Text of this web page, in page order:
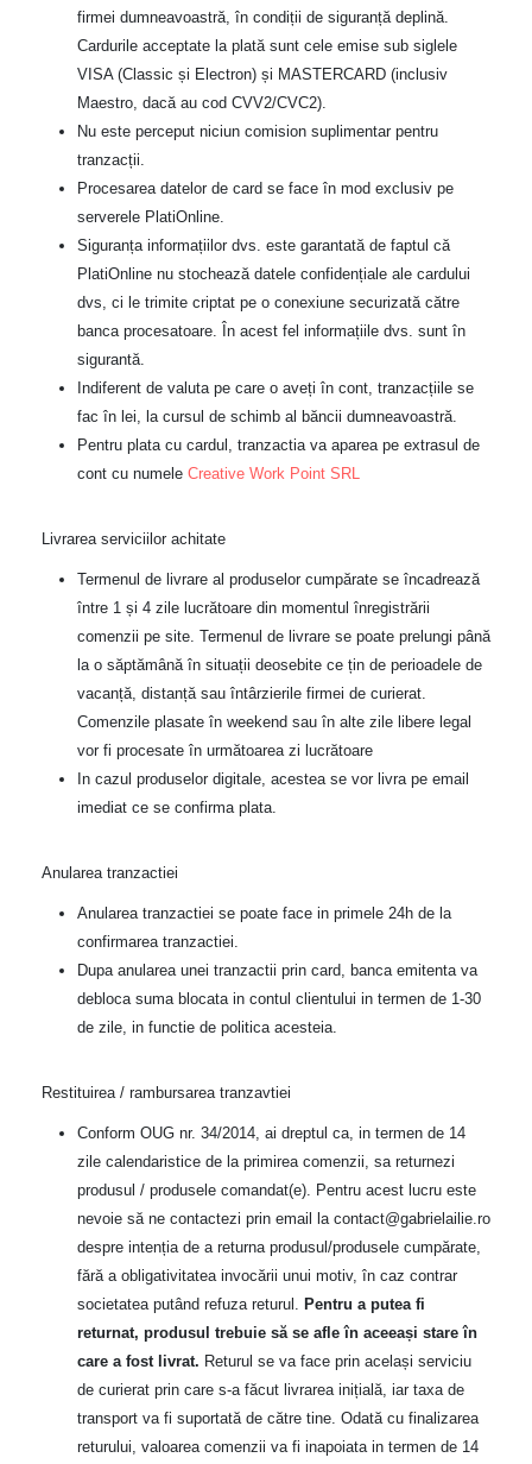
firmei dumneavoastră, în condiții de siguranță deplină.
Cardurile acceptate la plată sunt cele emise sub siglele
VISA (Classic și Electron) și MASTERCARD (inclusiv
Maestro, dacă au cod CVV2/CVC2).
Nu este perceput niciun comision suplimentar pentru
tranzacții.
Procesarea datelor de card se face în mod exclusiv pe
serverele PlatiOnline.
Siguranța informațiilor dvs. este garantată de faptul că
PlatiOnline nu stochează datele confidențiale ale cardului
dvs, ci le trimite criptat pe o conexiune securizată către
banca procesatoare. În acest fel informațiile dvs. sunt în
sigurantă.
Indiferent de valuta pe care o aveți în cont, tranzacțiile se
fac în lei, la cursul de schimb al băncii dumneavoastră.
Pentru plata cu cardul, tranzactia va aparea pe extrasul de
cont cu numele Creative Work Point SRL
Livrarea serviciilor achitate
Termenul de livrare al produselor cumpărate se încadrează
între 1 și 4 zile lucrătoare din momentul înregistrării
comenzii pe site. Termenul de livrare se poate prelungi până
la o săptămână în situații deosebite ce țin de perioadele de
vacanță, distanță sau întârzierile firmei de curierat.
Comenzile plasate în weekend sau în alte zile libere legal
vor fi procesate în următoarea zi lucrătoare
In cazul produselor digitale, acestea se vor livra pe email
imediat ce se confirma plata.
Anularea tranzactiei
Anularea tranzactiei se poate face in primele 24h de la
confirmarea tranzactiei.
Dupa anularea unei tranzactii prin card, banca emitenta va
debloca suma blocata in contul clientului in termen de 1-30
de zile, in functie de politica acesteia.
Restituirea / rambursarea tranzavtiei
Conform OUG nr. 34/2014, ai dreptul ca, in termen de 14
zile calendaristice de la primirea comenzii, sa returnezi
produsul / produsele comandat(e). Pentru acest lucru este
nevoie să ne contactezi prin email la contact@gabrielailie.ro
despre intenția de a returna produsul/produsele cumpărate,
fără a obligativitatea invocării unui motiv, în caz contrar
societatea putând refuza returul. Pentru a putea fi
returnat, produsul trebuie să se afle în aceeași stare în
care a fost livrat. Returul se va face prin același serviciu
de curierat prin care s-a făcut livrarea inițială, iar taxa de
transport va fi suportată de către tine. Odată cu finalizarea
returului, valoarea comenzii va fi inapoiata in termen de 14